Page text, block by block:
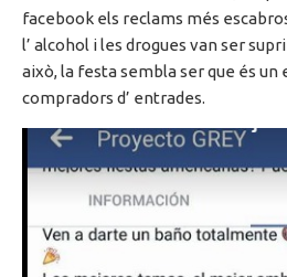
facebook els reclams més
l’ alcohol i les drogues van ser
això, la festa sembla ser que és un
compradors d’ entrades.